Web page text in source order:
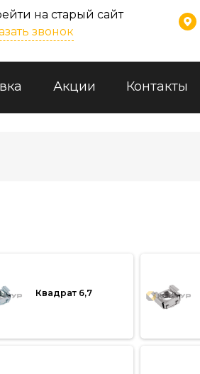
на старый сайт
звонок
Акции Контакты
Квадрат 6,7